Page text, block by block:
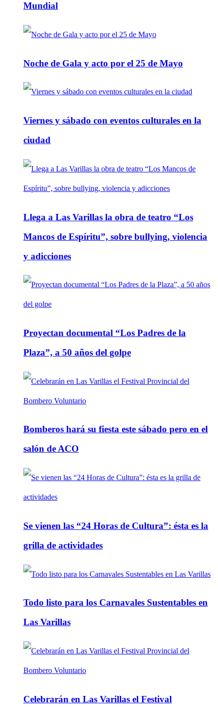
Mundial
Noche de Gala y acto por el 25 de Mayo
Viernes y sábado con eventos culturales en la
ciudad
Llega a Las Varillas la obra de teatro “Los
Mancos de Espíritu”, sobre bullying, violencia
y adicciones
Proyectan documental “Los Padres de la
Plaza”, a 50 años del golpe
Bomberos hará su fiesta este sábado pero en el
salón de ACO
Se vienen las “24 Horas de Cultura”: ésta es la
grilla de actividades
Todo listo para los Carnavales Sustentables en
Las Varillas
Celebrarán en Las Varillas el Festival